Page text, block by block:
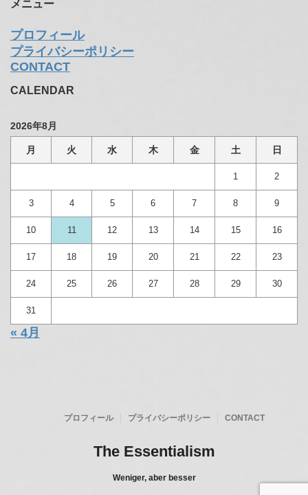
メニュー
プロフィール
プライバシーポリシー
CONTACT
CALENDAR
2026年8月
月 火 水 木 金 土 日
1 2
3 4 5 6 7 8 9
10 11 12 13 14 15 16
17 18 19 20 21 22 23
24 25 26 27 28 29 30
31
« 4月
プロフィール プライバシーポリシー CONTACT
The Essentialism
Weniger, aber besser